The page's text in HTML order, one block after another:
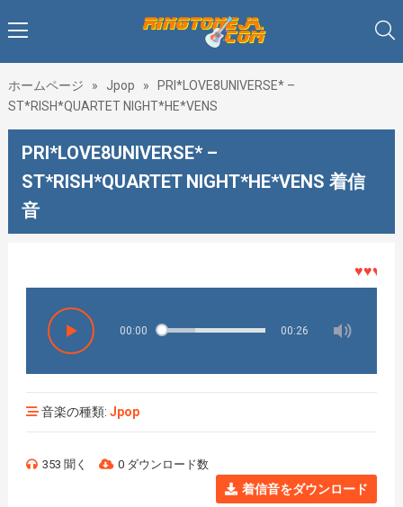
ホームページ » Jpop »
PRI*LOVE8UNIVERSE* –
ST*RISH*QUARTET NIGHT*HE*VENS
PRI*LOVE8UNIVERSE* –
ST*RISH*QUARTET NIGHT*HE*VENS 着信
音
♥♥♥着メ
00:00 00:26
音楽の種類: Jpop
353 聞く 0 ダウンロード数
着信音をダウンロード